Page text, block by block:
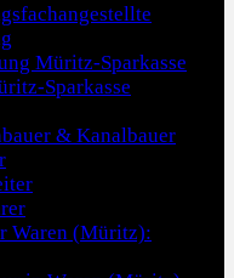
Müritz-Sparkasse
Sparkasse
& Kanalbauer
Waren (Müritz):